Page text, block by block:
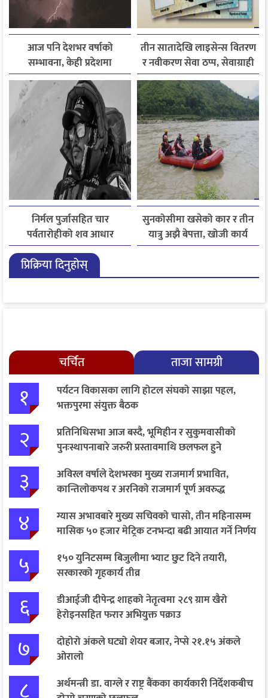
आज पनि देशभर वर्षाको
सम्भावना, केही प्रदेशमा
भारीदेखि धेरै भारी वर्षा हुने
चेतावनी
तीन सातादेखि लाइसेन्स वितरण
र नवीकरण सेवा ठप्प, सेवाग्राही
सास्तीमा
निर्मल पुर्जासहित चार
पर्वतारोहीको शव आधार
शिविरमा ल्याइयो, तीन अझै
बेपत्ता
सुनकोसीमा खसेको कार र तीन
यात्रु अझै बेपत्ता, खोजी कार्य
जारी
प्रिक्रिया दिनुहोस्
चर्चित ताजा सामग्री
१
पर्यटन विकासका लागि होटल संघको साझा पहल,
भक्तपुरमा संयुक्त बैठक
२
प्रतिनिधिसभा आज बस्दै, भूमिहीन र सुकुमवासीको
पुनःस्थापनाबारे जरुरी प्रस्तावमाथि छलफल हुने
३
अविरल वर्षाले देशभरका मुख्य राजमार्ग प्रभावित,
कान्तिलोकपथ र अरनिको राजमार्ग पूर्ण अवरुद्ध
४
ग्यास अभावबारे मुख्य सचिवको चासो, तीन महिनासम्म
मासिक ५० हजार मेट्रिक टनभन्दा बढी आयात गर्ने निर्णय
५
१५० युनिटसम्म बिजुलीमा भ्याट छुट दिने तयारी,
सरकारको गृहकार्य तीव्र
६
डीआईजी दीपेन्द्र शाहको नेतृत्वमा २८९ ग्राम खैरो
हेरोइनसहित फरार अभियुक्त पक्राउ
७
दोहोरो अंकले घट्यो शेयर बजार, नेप्से २१.१५ अंकले
ओरालो
अर्थमन्त्री डा. वाग्ले र राष्ट्र बैंकका कार्यकारी निर्देशकबीच